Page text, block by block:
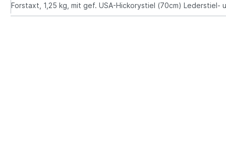
Forstaxt, 1,25 kg, mit gef. USA-Hickorystiel (70cm)